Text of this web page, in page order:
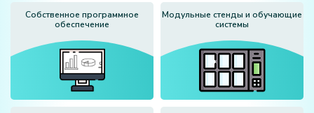
Собственное программное
обеспечение
Модульные стенды и обучающие
системы